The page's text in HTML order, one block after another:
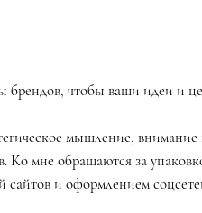
чтобы ваши идеи и
мышление, внимание
Ко мне обращаются за
сайтов и оформлением